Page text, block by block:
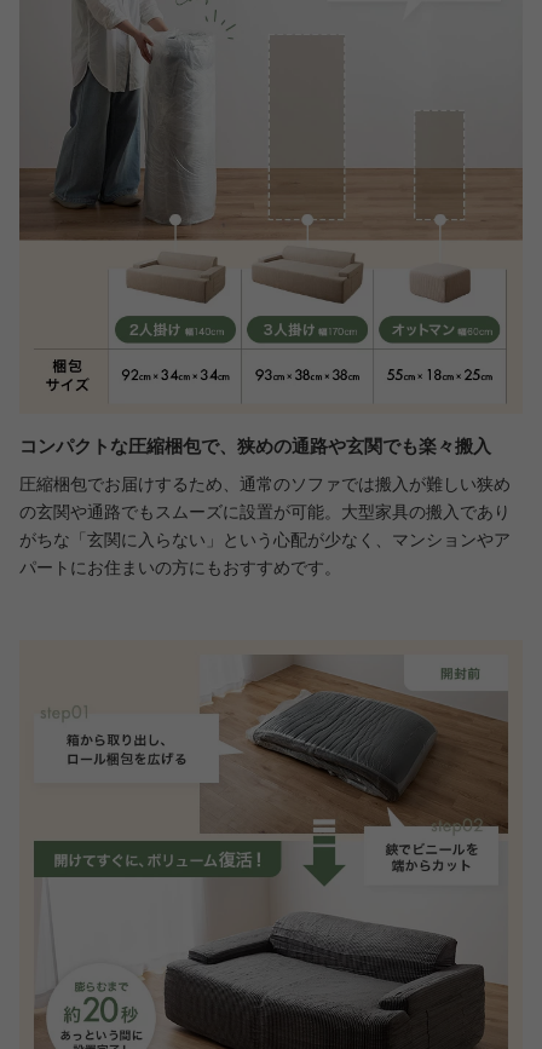
コンパクトな圧縮梱包で、狭めの通路や玄関でも楽々搬入
圧縮梱包でお届けするため、通常のソファでは搬入が難しい狭め
の玄関や通路でもスムーズに設置が可能。大型家具の搬入であり
がちな「玄関に入らない」という心配が少なく、マンションやア
パートにお住まいの方にもおすすめです。